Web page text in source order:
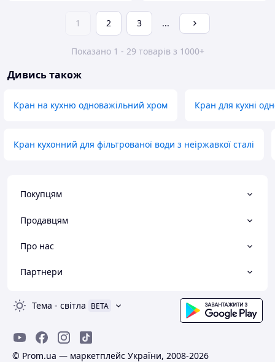
1 2 3 ...
Показано 1 - 29 товарів з 1000+
Дивись також
Кран на кухню одноважільний хром Кран для кухні
Кран кухонний для фільтрованої води з неіржавкої сталі
Покупцям
Продавцям
Про нас
Партнери
Тема - світла BETA
© Prom.ua — маркетплейс України, 2008-2026